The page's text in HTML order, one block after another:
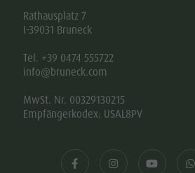
Rathausplatz 7
I-39031 Bruneck
Tel. +39 0474 555722
info@bruneck.com
MwSt. Nr. 00329130215
Empfängerkodex: USAL8PV